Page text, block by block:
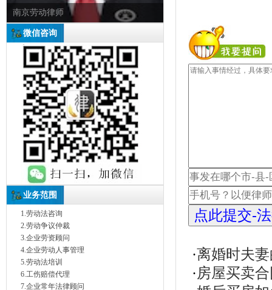
南京劳动律师
微信咨询
业务范围
1.劳动法咨询
2.劳动争议仲裁
3.企业劳资顾问
4.企业劳动人事管理
5.劳动法培训
6.工伤赔偿代理
7.企业常年法律顾问
·离婚时夫
·房屋买卖